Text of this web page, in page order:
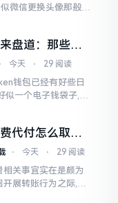
微信更换头像那般简
,通俗讲
盘道：那些踩
⋅ 今天 ⋅ 29 阅读
钱包已经有好些日
一个电子钱袋子,里
紧绷。
代付怎么取
招
⋅ 今天 ⋅ 29 阅读
相关事宜实在是颇为
展转账行为之际,就